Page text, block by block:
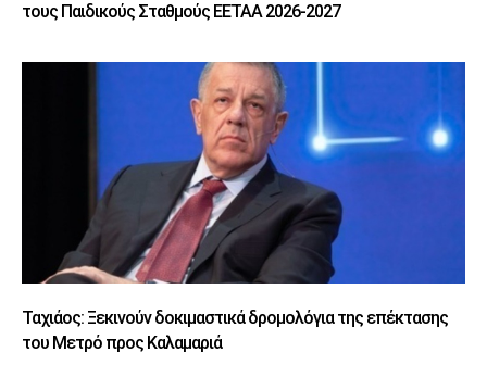
τους Παιδικούς Σταθμούς ΕΕΤΑΑ 2026-2027
Ταχιάος: Ξεκινούν δοκιμαστικά δρομολόγια της επέκτασης
του Μετρό προς Καλαμαριά